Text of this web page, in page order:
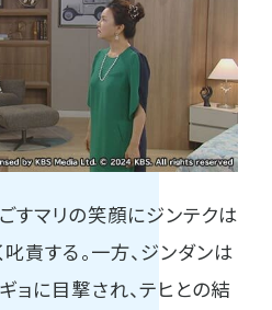
すマリの笑顔にジンテクは
責する。一方、ジンダンは
ョに目撃され、テヒとの結